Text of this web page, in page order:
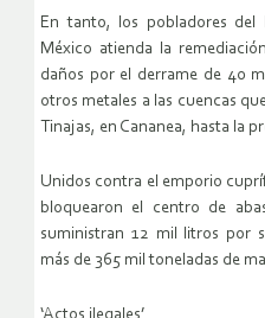
En tanto, los pobladores del
México atienda la
daños por el derrame de 40
otros metales a las cuencas
Tinajas, en Cananea, hasta la
Unidos contra el emporio
bloquearon el centro de
suministran 12 mil litros por
más de 365 mil toneladas de